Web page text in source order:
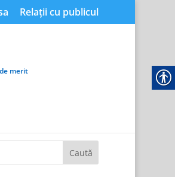
Relații cu publicul
merit